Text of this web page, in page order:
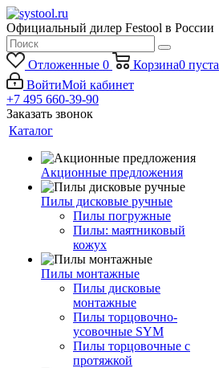
Официальный дилер Festool в России
Отложенные 0 Корзина0 пуста
ВойтиМой кабинет
+7 495 660-39-90
Заказать звонок
Каталог
Акционные предложения
Пилы дисковые ручные
Пилы погружные
Пилы: маятниковый
кожух
Пилы монтажные
Пилы дисковые
монтажные
Пилы торцовочно-
усовочные SYM
Пилы торцовочные с
протяжкой